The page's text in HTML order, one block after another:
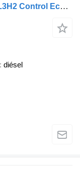
Citroen Jumper 33 2.2 BlueHDi 140 L3H2 Control Economy | 4.950,- NETTO!
diésel